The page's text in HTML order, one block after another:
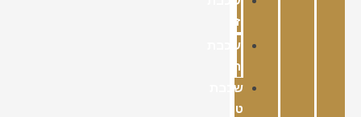
ז
שכבת
ח
שכבת
ט